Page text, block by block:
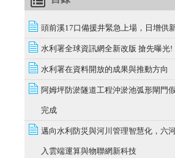
頭前溪17口備援井緊急上場，日增供
水利署全球資訊網全新改版 搶先曝光!
水利署在資料開放的成果與推動方向
阿姆坪防淤隧道工程沖淤池弧形閘門
完成
邁向水利防災與河川管理智慧化，六
入雲端運算與物聯網新科技